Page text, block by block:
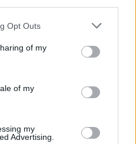
Opt Outs
of my
of my
my
Advertising.